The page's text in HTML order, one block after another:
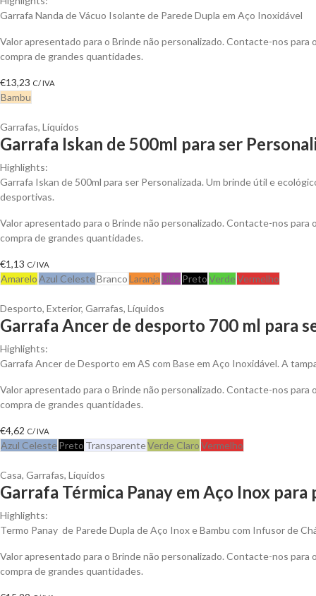
Garrafa Nanda de Vácuo Isolante de Parede Dupla em Aço Inoxidável
Valor apresentado para o Brinde não personalizado. Contacte-nos para
compra de grandes quantidades.
€13,23 C/ IVA
Bambu
Garrafas, Líquidos
Garrafa Iskan de 500ml para ser
Highlights:
Garrafa Iskan de 500ml para ser Personalizada. Um brinde útil e
desportivas.
Valor apresentado para o Brinde não personalizado. Contacte-nos para
compra de grandes quantidades.
€1,13 C/ IVA
AmareloAzul CelesteBrancoLaranja Lilás PretoVerdeVermelho
Desporto, Exterior, Garrafas, Líquidos
Garrafa Ancer de desporto 700 ml para
Highlights:
Garrafa Ancer de Desporto em AS com Base em Aço Inoxidável. A
Valor apresentado para o Brinde não personalizado. Contacte-nos para
compra de grandes quantidades.
€4,62 C/ IVA
Azul Celeste Preto TransparenteVerde ClaroVermelho
Casa, Garrafas, Líquidos
Garrafa Térmica Panay em Aço Inox
Highlights:
Termo Panay de Parede Dupla de Aço Inox e Bambu com Infusor de
Valor apresentado para o Brinde não personalizado. Contacte-nos para
compra de grandes quantidades.